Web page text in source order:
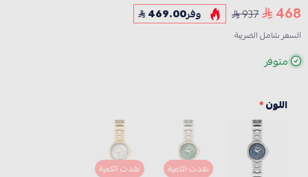
468
937 وفر469.00
السعر شامل الضريبة
متوفر
اللون*
نفدت الكمية نفدت الكمية